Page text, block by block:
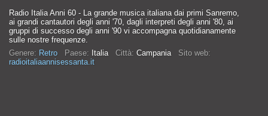
Radio Italia Anni 60 - La grande musica italiana dai primi Sanremo,
ai grandi cantautori degli anni '70, dagli interpreti degli anni '80, ai
gruppi di successo degli anni '90 vi accompagna quotidianamente
sulle nostre frequenze.
Genere: Retro Paese: Italia Città: Campania Sito web:
radioitaliaannisessanta.it